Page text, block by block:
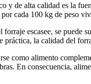
y de alta calidad es la
cada 100 kg de peso
forraje escasee, se puede
práctica, la calidad del
como alimento
En consecuencia,